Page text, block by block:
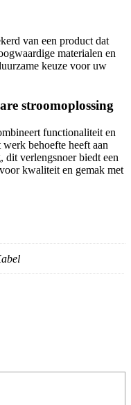
van een product dat
materialen en
keuze voor uw
stroomoplossing
functionaliteit en
behoefte heeft aan
verlengsnoer biedt een
kwaliteit en gemak met